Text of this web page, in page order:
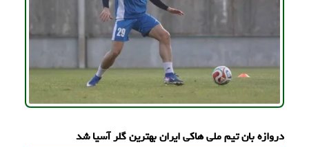
دروازه بان تیم ملی هاکی ایران بهترین گلر آسیا شد